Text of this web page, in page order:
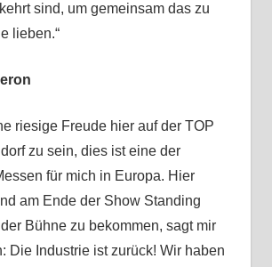
sind, um gemeinsam das zu
lieben.“
riesige Freude hier auf der TOP
zu sein, dies ist eine der
für mich in Europa. Hier
am Ende der Show Standing
Bühne zu bekommen, sagt mir
Die Industrie ist zurück! Wir haben